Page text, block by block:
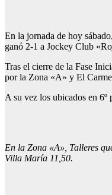
En la jornada de hoy
ganó 2-1 a Jockey Club
Tras el cierre de la Fase
por la Zona «A» y El
A su vez los ubicados en 6º
En la Zona «A», Talleres
Villa María 11,50.